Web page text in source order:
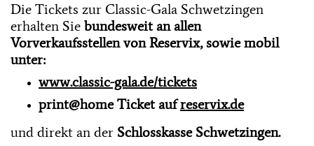
Die Tickets zur Classic-Gala Schwetzingen
erhalten Sie bundesweit an allen
Vorverkaufsstellen von Reservix, sowie mobil
unter:
www.classic-gala.de/tickets
print@home Ticket aufreservix.de
und direkt an der Schlosskasse Schwetzingen.